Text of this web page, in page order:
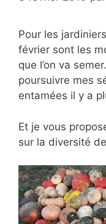
Pour les
février sont les
que l’on va
poursuivre mes
entamées il y a
Et je vous
sur la diversité